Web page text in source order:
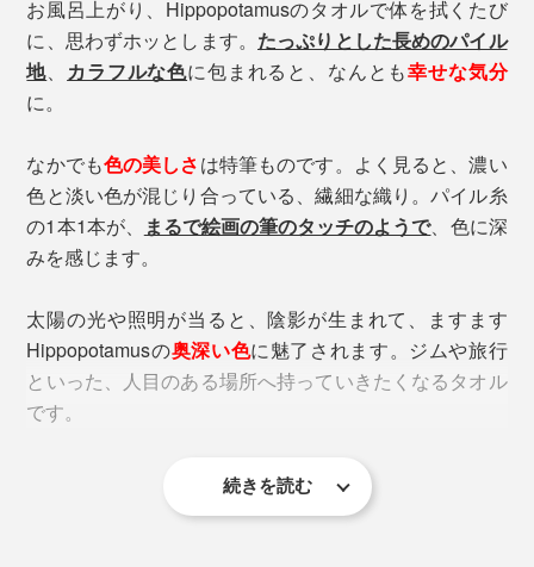
写真 カリビアン×ゴールド
見た目は薄手ですが、触ってみるとフカッとして頼もし
吸放湿性に優れた再生竹繊維が37％入っているので、ふ
つうのコットンタオルより乾きやすいように感じまし
た。
2. カリビアン×ゴールド
カリビアンは、どこまでも透き通るような、眩しいカリ
ブの海の色から。
る、輝くような黄色から。
透明度の高い川が流れる石鎚山
うことで、自然環境への負荷をできる限り減らしていま
す。
お風呂上がり、Hippopotamusのタオルで体を拭くたび
に、思わずホッとします。 たっぷりとした長めのパイル
地、 カラフルな色に包まれると、なんとも幸せな気分
に。
なかでも色の美しさは特筆ものです。よく見ると、濃い
色と淡い色が混じり合っている、繊細な織り。パイル糸
の1本1本が、
まるで絵画の筆のタッチのようで、色に深
みを感じます。
太陽の光や照明が当ると、陰影が生まれて、ますます
Hippopotamusの奥深い色に魅了されます。ジムや旅行
といった、人目のある場所へ持っていきたくなるタオル
です。
続きを読む